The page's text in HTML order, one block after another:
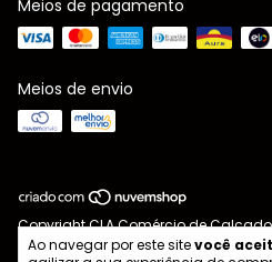
Ao navegar por este sitevocê
Meios de pagamento
Meios de envio
Copyright CLA Comércio de
2026. Todos os direitos reservados.